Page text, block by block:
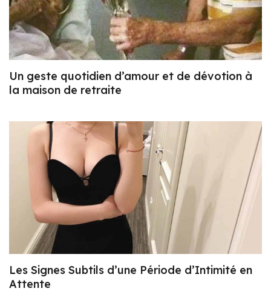
Un geste quotidien d’amour et de dévotion à
la maison de retraite
Les Signes Subtils d’une Période d’Intimité en
Attente